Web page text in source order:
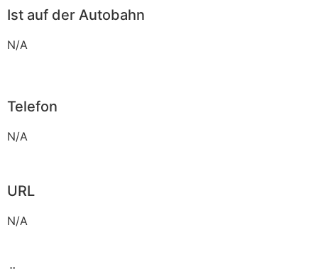
Ist auf der Autobahn
N/A
Telefon
N/A
URL
N/A